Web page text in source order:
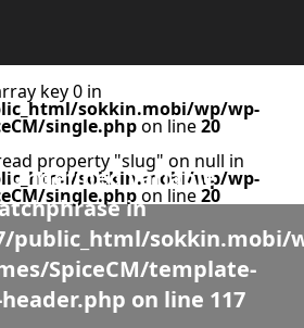
key 0 in
sokkin.mobi/wp/wp-
single.phpon line20
property "slug" on null in
sokkin.mobi/wp/wp-
single.phpon line20
Undefined variable
in
public_html/sokkin.mobi/
SpiceCM/template-
on line 117